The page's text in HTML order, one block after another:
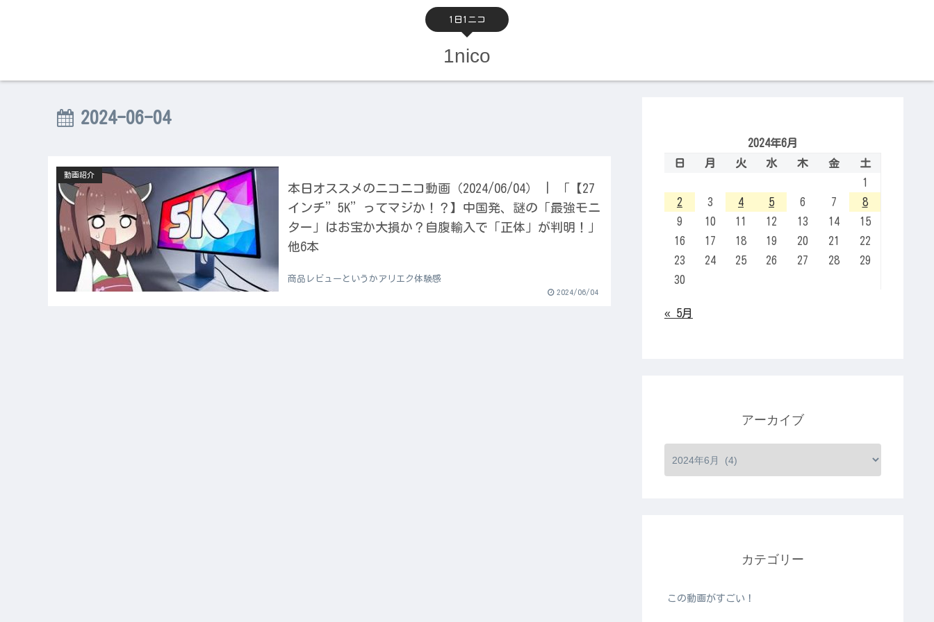
1日1ニコ
1nico
2024-06-04
動画紹介
本日オススメのニコニコ動画（2024/06/04） | 「【27
インチ”5K”ってマジか！？】中国発、謎の「最強モニ
ター」はお宝か大損か？自腹輸入で「正体」が判明！」
他6本
商品レビューというかアリエク体験感
2024/06/04
2024年6月
日
月 火 水 木 金
土
1
2
3 4 5 6 7
8
9
10 11 12 13 14
15
16
17 18 19 20 21
22
23
24 25 26 27 28
29
30
« 5月
アーカイブ
カテゴリー
この動画がすごい！